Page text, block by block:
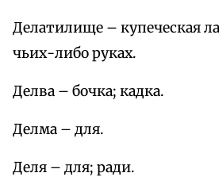
Делатилище – купеческая
чьих-либо руках.
Делва – бочка; кадка.
Делма – для.
Деля – для; ради.